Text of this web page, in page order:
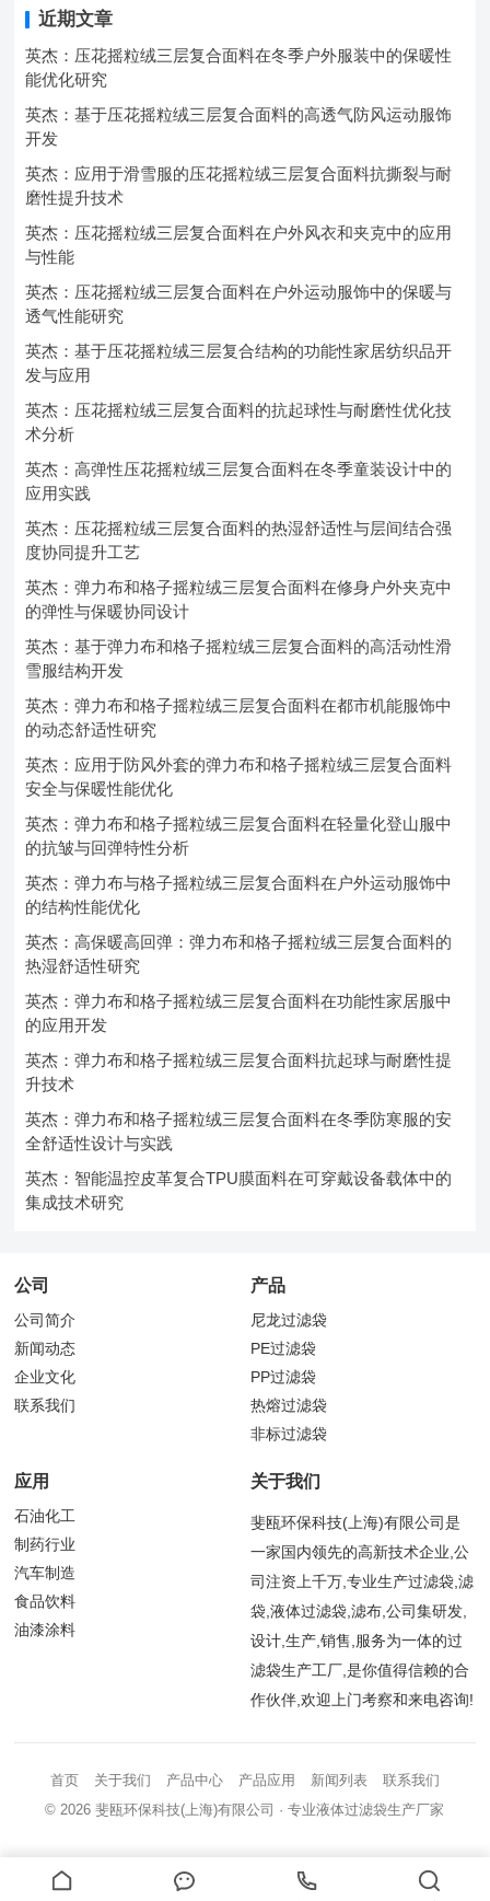
近期文章
英杰：压花摇粒绒三层复合面料在冬季户外服装中的保暖性
能优化研究
英杰：基于压花摇粒绒三层复合面料的高透气防风运动服饰
开发
英杰：应用于滑雪服的压花摇粒绒三层复合面料抗撕裂与耐
磨性提升技术
英杰：压花摇粒绒三层复合面料在户外风衣和夹克中的应用
与性能
英杰：压花摇粒绒三层复合面料在户外运动服饰中的保暖与
透气性能研究
英杰：基于压花摇粒绒三层复合结构的功能性家居纺织品开
发与应用
英杰：压花摇粒绒三层复合面料的抗起球性与耐磨性优化技
术分析
英杰：高弹性压花摇粒绒三层复合面料在冬季童装设计中的
应用实践
英杰：压花摇粒绒三层复合面料的热湿舒适性与层间结合强
度协同提升工艺
英杰：弹力布和格子摇粒绒三层复合面料在修身户外夹克中
的弹性与保暖协同设计
英杰：基于弹力布和格子摇粒绒三层复合面料的高活动性滑
雪服结构开发
英杰：弹力布和格子摇粒绒三层复合面料在都市机能服饰中
的动态舒适性研究
英杰：应用于防风外套的弹力布和格子摇粒绒三层复合面料
安全与保暖性能优化
英杰：弹力布和格子摇粒绒三层复合面料在轻量化登山服中
的抗皱与回弹特性分析
英杰：弹力布与格子摇粒绒三层复合面料在户外运动服饰中
的结构性能优化
英杰：高保暖高回弹：弹力布和格子摇粒绒三层复合面料的
热湿舒适性研究
英杰：弹力布和格子摇粒绒三层复合面料在功能性家居服中
的应用开发
英杰：弹力布和格子摇粒绒三层复合面料抗起球与耐磨性提
升技术
英杰：弹力布和格子摇粒绒三层复合面料在冬季防寒服的安
全舒适性设计与实践
英杰：智能温控皮革复合TPU膜面料在可穿戴设备载体中的
集成技术研究
公司
公司简介
新闻动态
企业文化
联系我们
产品
尼龙过滤袋
PE过滤袋
PP过滤袋
热熔过滤袋
非标过滤袋
应用
石油化工
制药行业
汽车制造
食品饮料
油漆涂料
关于我们
斐瓯环保科技(上海)有限公司是
一家国内领先的高新技术企业,公
司注资上千万,专业生产过滤袋,滤
袋,液体过滤袋,滤布,公司集研发,
设计,生产,销售,服务为一体的过
滤袋生产工厂,是你值得信赖的合
作伙伴,欢迎上门考察和来电咨询!
首页 关于我们 产品中心 产品应用 新闻列表
联系我们
© 2026斐瓯环保科技(上海)有限公司 · 专业液体过滤袋生产厂家